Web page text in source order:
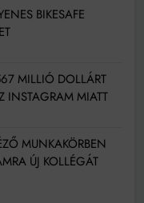
BIKESAFE
MILLIÓ DOLLÁRT
INSTAGRAM MIATT
MUNKAKÖRBEN
ÚJ KOLLÉGÁT